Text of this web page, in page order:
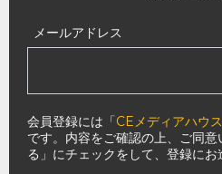
メールアドレス
会員登録には「CEメディアハウ
です。内容をご確認の上、ご同
る」にチェックをして、登録にお